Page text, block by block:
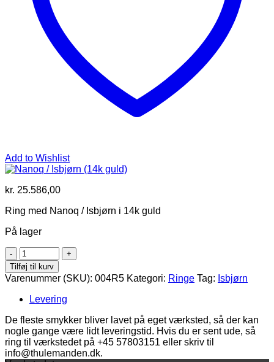
Add to Wishlist
kr. 25.586,00
Ring med Nanoq / Isbjørn i 14k guld
På lager
Nanoq
/
Isbjørn
(14k
guld)
antal
Tilføj til kurv
Varenummer (SKU): 004R5 Kategori: Ringe Tag: Isbjørn
Levering
De fleste smykker bliver lavet på eget værksted, så der kan
nogle gange være lidt leveringstid. Hvis du er sent ude, så
ring til værkstedet på +45 57803151 eller skriv til
info@thulemanden.dk.